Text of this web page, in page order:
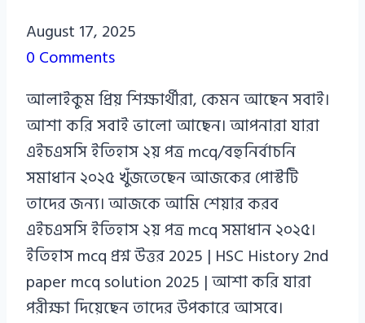
Azizul
Haque
Haque
August 17, 2025
0 Comments
আলাইকুম প্রিয় শিক্ষার্থীরা, কেমন আছেন সবাই।
আশা করি সবাই ভালো আছেন। আপনারা যারা
এইচএসসি ইতিহাস ২য় পত্র mcq/বহুনির্বাচনি
সমাধান ২০২৫ খুঁজতেছেন আজকের পোস্টটি
তাদের জন্য। আজকে আমি শেয়ার করব
এইচএসসি ইতিহাস ২য় পত্র mcq সমাধান ২০২৫।
ইতিহাস mcq প্রশ্ন উত্তর 2025 | HSC History 2nd
paper mcq solution 2025 | আশা করি যারা
পরীক্ষা দিয়েছেন তাদের উপকারে আসবে।